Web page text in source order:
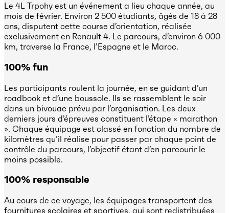
Le 4L Trpohy est un événement a lieu chaque année, au
mois de février. Environ 2 500 étudiants, âgés de 18 à 28
ans, disputent cette course d’orientation, réalisée
exclusivement en Renault 4. Le parcours, d’environ 6 000
km, traverse la France, l’Espagne et le Maroc.
100% fun
Les participants roulent la journée, en se guidant d’un
roadbook et d’une boussole. Ils se rassemblent le soir
dans un bivouac prévu par l’organisation. Les deux
derniers jours d’épreuves constituent l’étape « marathon
». Chaque équipage est classé en fonction du nombre de
kilomètres qu’il réalise pour passer par chaque point de
contrôle du parcours, l’objectif étant d’en parcourir le
moins possible.
100% responsable
Au cours de ce voyage, les équipages transportent des
fournitures scolaires et sportives, qui sont redistribuées